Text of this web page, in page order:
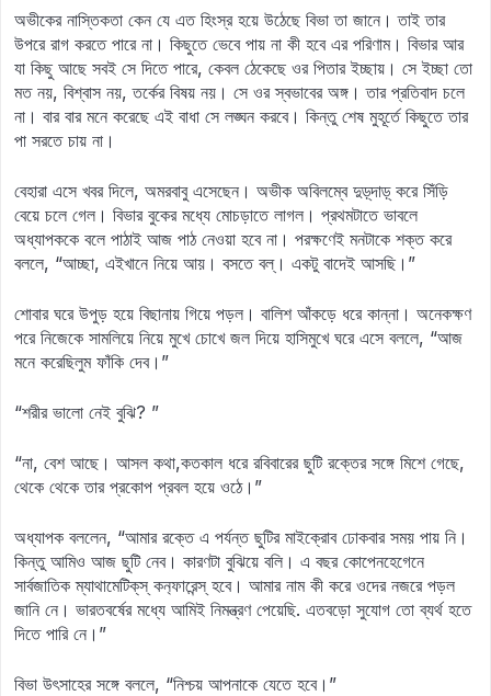
অভীকের নাস্তিকতা কেন যে এত হিংস্র হয়ে উঠেছে বিভা তা জানে। তাই তার
উপরে রাগ করতে পারে না। কিছুতে ভেবে পায় না কী হবে এর পরিণাম। বিভার আর
যা কিছু আছে সবই সে দিতে পারে, কেবল ঠেকেছে ওর পিতার ইচ্ছায়। সে ইচ্ছা তো
মত নয়, বিশ্বাস নয়, তর্কের বিষয় নয়। সে ওর স্বভাবের অঙ্গ। তার প্রতিবাদ চলে
না। বার বার মনে করেছে এই বাধা সে লঙ্ঘন করবে। কিন্তু শেষ মুহূর্তে কিছুতে তার
পা সরতে চায় না।
বেহারা এসে খবর দিলে, অমরবাবু এসেছেন। অভীক অবিলম্বে দুড়্‌দাড়্‌ করে সিঁড়ি
বেয়ে চলে গেল। বিভার বুকের মধ্যে মোচড়াতে লাগল। প্রথমটাতে ভাবলে
অধ্যাপককে বলে পাঠাই আজ পাঠ নেওয়া হবে না। পরক্ষণেই মনটাকে শক্ত করে
বললে, “আচ্ছা, এইখানে নিয়ে আয়। বসতে বল্‌। একটু বাদেই আসছি।”
শোবার ঘরে উপুড় হয়ে বিছানায় গিয়ে পড়ল। বালিশ আঁকড়ে ধরে কান্না। অনেকক্ষণ
পরে নিজেকে সামলিয়ে নিয়ে মুখে চোখে জল দিয়ে হাসিমুখে ঘরে এসে বললে, “আজ
মনে করেছিলুম ফাঁকি দেব।”
“শরীর ভালো নেই বুঝি? ”
“না, বেশ আছে। আসল কথা,কতকাল ধরে রবিবারের ছুটি রক্তের সঙ্গে মিশে গেছে,
থেকে থেকে তার প্রকোপ প্রবল হয়ে ওঠে।”
অধ্যাপক বললেন, “আমার রক্তে এ পর্যন্ত ছুটির মাইক্রোব ঢোকবার সময় পায় নি।
কিন্তু আমিও আজ ছুটি নেব। কারণটা বুঝিয়ে বলি। এ বছর কোপেনহেগেনে
সার্বজাতিক ম্যাথামেটিক্‌স্‌ কন‍্ফারেন্স্‌ হবে। আমার নাম কী করে ওদের নজরে পড়ল
জানি নে। ভারতবর্ষের মধ্যে আমিই নিমন্ত্রণ পেয়েছি. এতবড়ো সুযোগ তো ব্যর্থ হতে
দিতে পারি নে।”
বিভা উৎসাহের সঙ্গে বললে, “নিশ্চয় আপনাকে যেতে হবে।”